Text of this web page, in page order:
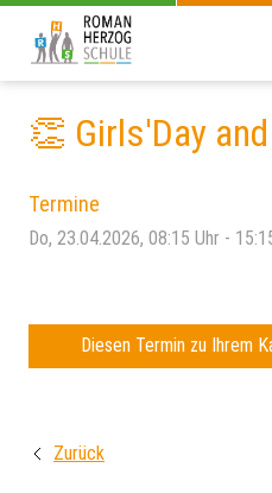
👏 Girls'Day
Termine
Do, 23.04.2026, 08:15 Uhr -
Diesen Termin zu Ihrem
Zurück